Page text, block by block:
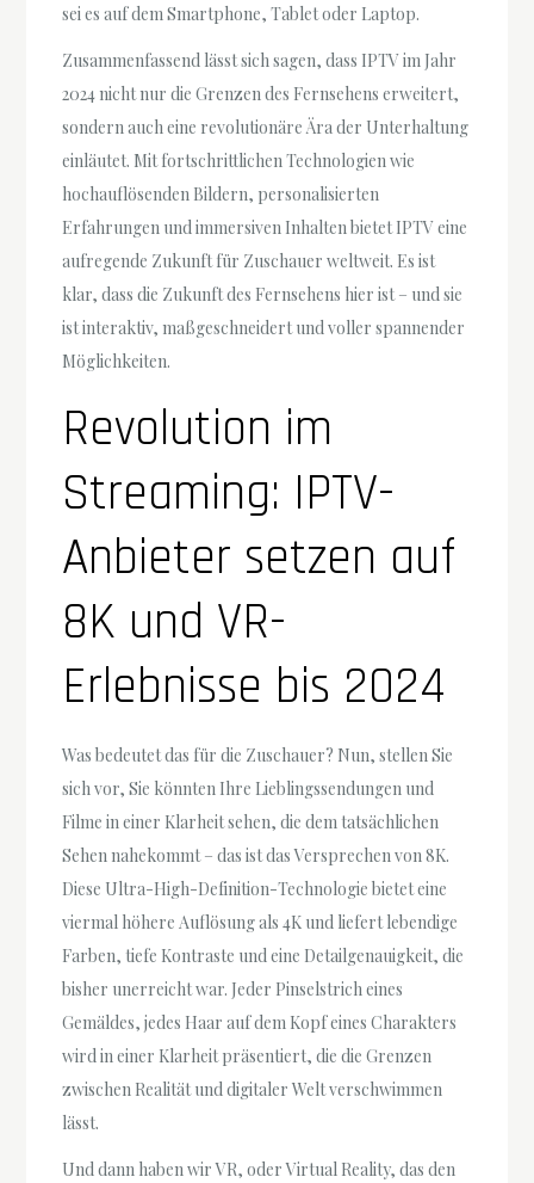
sei es auf dem Smartphone, Tablet oder Laptop.
Zusammenfassend lässt sich sagen, dass IPTV im Jahr
2024 nicht nur die Grenzen des Fernsehens erweitert,
sondern auch eine revolutionäre Ära der Unterhaltung
einläutet. Mit fortschrittlichen Technologien wie
hochauflösenden Bildern, personalisierten
Erfahrungen und immersiven Inhalten bietet IPTV eine
aufregende Zukunft für Zuschauer weltweit. Es ist
klar, dass die Zukunft des Fernsehens hier ist – und sie
ist interaktiv, maßgeschneidert und voller spannender
Möglichkeiten.
Revolution im
Streaming: IPTV-
Anbieter setzen auf
8K und VR-
Erlebnisse bis 2024
Was bedeutet das für die Zuschauer? Nun, stellen Sie
sich vor, Sie könnten Ihre Lieblingssendungen und
Filme in einer Klarheit sehen, die dem tatsächlichen
Sehen nahekommt – das ist das Versprechen von 8K.
Diese Ultra-High-Definition-Technologie bietet eine
viermal höhere Auflösung als 4K und liefert lebendige
Farben, tiefe Kontraste und eine Detailgenauigkeit, die
bisher unerreicht war. Jeder Pinselstrich eines
Gemäldes, jedes Haar auf dem Kopf eines Charakters
wird in einer Klarheit präsentiert, die die Grenzen
zwischen Realität und digitaler Welt verschwimmen
lässt.
Und dann haben wir VR, oder Virtual Reality, das den